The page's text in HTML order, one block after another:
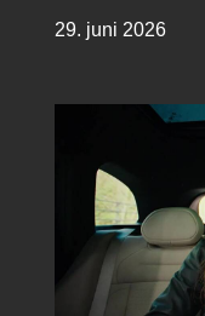
29. juni 2026